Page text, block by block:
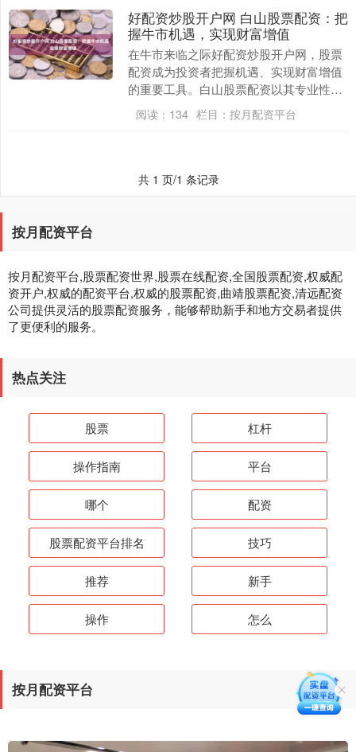
好配资炒股开户网 白山股票配资：把
握牛市机遇，实现财富增值
在牛市来临之际好配资炒股开户网，股票
配资成为投资者把握机遇、实现财富增值
的重要工具。白山股票配资以其专业性、
安全性、高收益率等优势，成为投资者青
睐的选择。 1.....
阅读： 134 栏目： 按月配资平台
共 1 页/1 条记录
按月配资平台
按月配资平台,股票配资世界,股票在线配资,全国股票配资,权威配
资开户,权威的配资平台,权威的股票配资,曲靖股票配资,清远配资
公司提供灵活的股票配资服务，能够帮助新手和地方交易者提供
了更便利的服务。
热点关注
股票 杠杆
操作指南 平台
哪个 配资
股票配资平台排名 技巧
推荐 新手
操作 怎么
按月配资平台